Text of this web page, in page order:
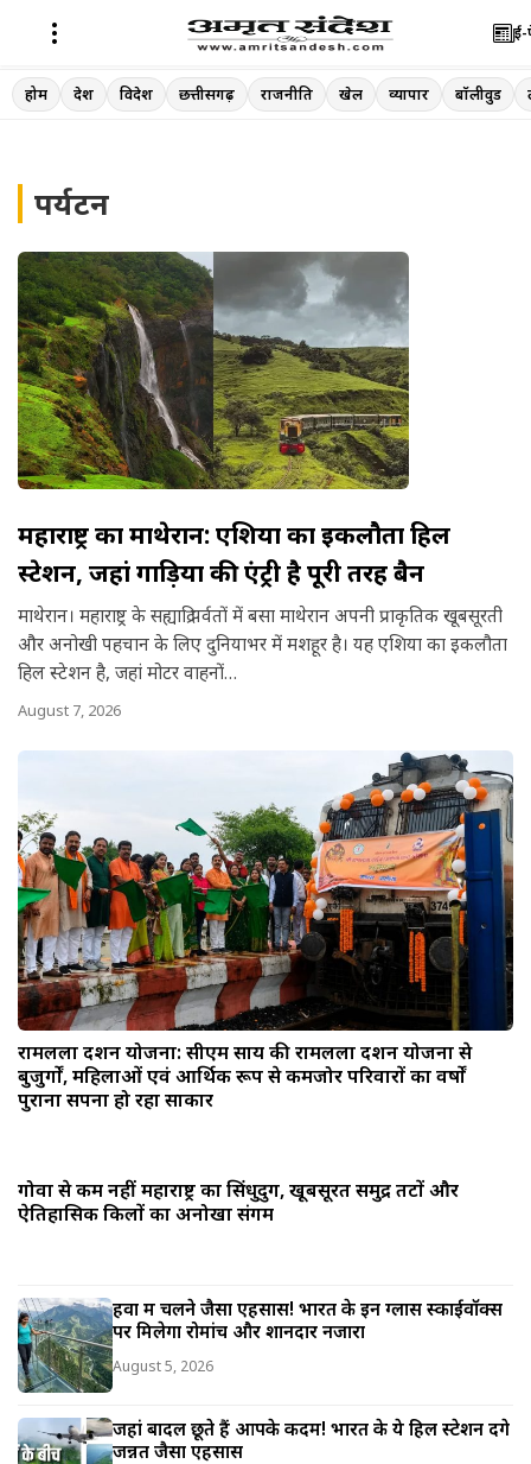
Skip
to
ई-
होम देश विदेश छत्तीसगढ़ राजनीति खेल व्यापार बॉलीवुड
पर्यटन
महाराष्ट्र का माथेरान: एशिया का इकलौता हिल
स्टेशन, जहां गाड़ियों की एंट्री है पूरी तरह बैन
माथेरान। महाराष्ट्र के सह्याद्रि पर्वतों में बसा माथेरान अपनी प्राकृतिक खूबसूरती
और अनोखी पहचान के लिए दुनियाभर में मशहूर है। यह एशिया का इकलौता
हिल स्टेशन है, जहां मोटर वाहनों…
August 7, 2026
रामलला दर्शन योजना: सीएम साय की रामलला दर्शन योजना से
बुजुर्गों, महिलाओं एवं आर्थिक रूप से कमजोर परिवारों का वर्षों
पुराना सपना हो रहा साकार
गोवा से कम नहीं महाराष्ट्र का सिंधुदुर्ग, खूबसूरत समुद्र तटों और
ऐतिहासिक किलों का अनोखा संगम
हवा में चलने जैसा एहसास! भारत के इन ग्लास स्काईवॉक्स
पर मिलेगा रोमांच और शानदार नजारा
August 5, 2026
जहां बादल छूते हैं आपके कदम! भारत के ये हिल स्टेशन देंगे
जन्नत जैसा एहसास